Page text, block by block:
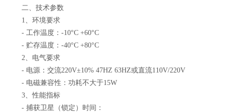
二、技术参数
1、环境要求
- 工作温度：-10°C +60°C
- 贮存温度：-40°C +80°C
2、电气要求
- 电源：交流220V±10% 47HZ 63HZ或直流110V/220V
- 电磁兼容性：功耗不大于15W
3、性能指标
- 捕获卫星（锁定）时间：